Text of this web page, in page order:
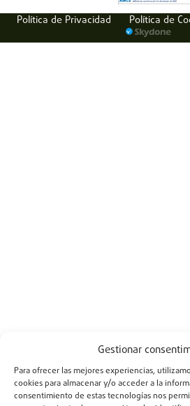
Gestionar
Para ofrecer las mejores experiencias,
cookies para almacenar y/o acceder a la
consentimiento de estas tecnologías nos
Política de Privacidad Política de